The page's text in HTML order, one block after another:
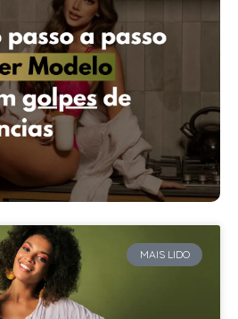
MAIS LIDO